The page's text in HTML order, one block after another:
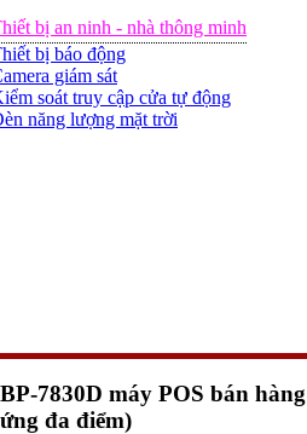
bị an ninh - nhà thông minh
bị báo động
giám sát
soát truy cập cửa tự động
năng lượng mặt trời
BP-7830D máy POS bán
ứng đa điểm)